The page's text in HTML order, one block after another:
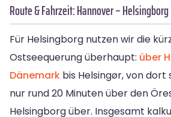
Route & Fahrzeit: Hannover – Helsingborg
Für Helsingborg nutzen wir die
Ostseequerung überhaupt: über
Dänemark bis Helsingør, von dort
nur rund 20 Minuten über den
Helsingborg über. Insgesamt